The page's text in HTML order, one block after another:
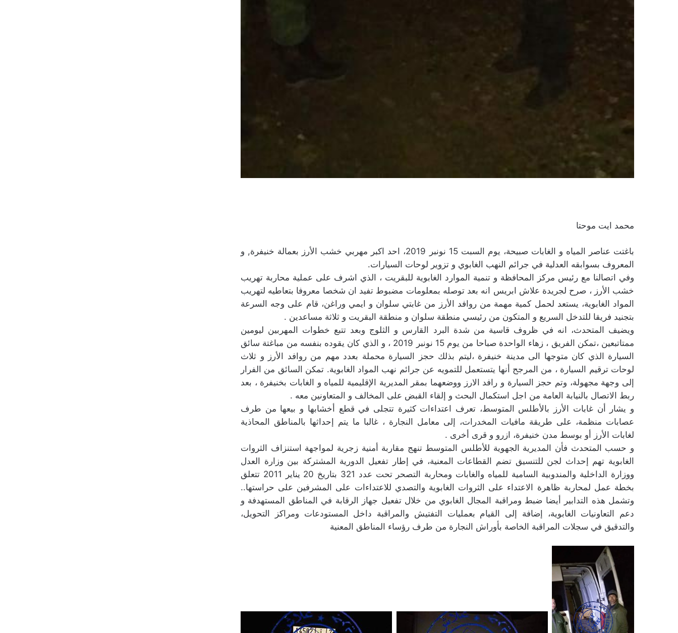
محمد ايت موحتا
باغتت عناصر المياه و الغابات صبيحة، يوم السبت 15 نونبر 2019، احد اكبر مهربي خشب الأرز بعمالة خنيفرة, و
المعروف بسوابقه العدلية في جرائم النهب الغابوي و تزوير لوحات السيارات.
وفي اتصالنا مع رئيس مركز المحافظة و تنمية الموارد الغابوية للبقريت ، الذي اشرف على عملية محاربة تهريب
خشب الأرز ، صرح لجريدة علاش ابريس انه بعد توصله بمعلومات مضبوط تفيد ان شخصا معروفا بتعاطيه لتهريب
المواد الغابوية، يستعد لحمل كمية مهمة من روافد الأرز من غابتي سلوان و ايمي وراغن، قام على وجه السرعة
بتجنيد فريقا للتدخل السريع و المتكون من رئيسي منطقة سلوان و منطقة البقريت و ثلاثة مساعدين .
ويضيف المتحدث، انه في ظروف قاسية من شدة البرد القارس و الثلوج وبعد تتبع خطوات المهربين ليومين
ممتاتبعين ،تمكن الفريق ، زهاء الواحدة صباحا من يوم 15 نونبر 2019 ، و الذي كان يقوده بنفسه من مباغتة سائق
السيارة الذي كان متوجها الى مدينة خنيفرة ،ليتم بذلك حجز السيارة محملة بعدد مهم من روافد الأرز و ثلاث
لوحات ترقيم السيارة ، من المرجح أنها يتستعمل للتمويه عن جرائم نهب المواد الغابوية. تمكن السائق من الفرار
إلى وجهة مجهولة، وتم حجز السيارة و رافد الارز ووضعهما بمقر المديرية الإقليمية للمياه و الغابات بخنيفرة ، بعد
ربط الاتصال بالنيابة العامة من اجل استكمال البحث و إلقاء القبض على المخالف و المتعاونين معه .
و يشار أن غابات الأرز بالأطلس المتوسط، تعرف اعتداءات كثيرة تتجلى في قطع أخشابها و بيعها من طرف
عصابات منظمة، على طريقة مافيات المخدرات، إلى معامل النجارة ، غالبا ما يتم إحداثها بالمناطق المحاذية
لغابات الأرز أو بوسط مدن خنيفرة، ازرو و قرى أخرى .
و حسب المتحدث فأن المديرية الجهوية للأطلس المتوسط تنهج مقاربة أمنية زجرية لمواجهة استنزاف الثروات
الغابوية تهم إحداث لجن للتنسيق تضم القطاعات المعنية، في إطار تفعيل الدورية المشتركة بين وزارة العدل
ووزارة الداخلية والمندوبية السامية للمياه والغابات ومحاربة التصحر تحت عدد 321 بتاريخ 20 يناير 2011 تتعلق
بخطة عمل لمحاربة ظاهرة الاعتداء على الثروات الغابوية والتصدي للاعتداءات على المشرفين على حراستها..
وتشمل هذه التدابير أيضا ضبط ومراقبة المجال الغابوي من خلال تفعيل جهاز الرقابة في المناطق المستهدفة و
دعم التعاونيات الغابوية، إضافة إلى القيام بعمليات التفتيش والمراقبة داخل المستودعات ومراكز التحويل،
والتدقيق في سجلات المراقبة الخاصة بأوراش النجارة من طرف رؤساء المناطق المعنية